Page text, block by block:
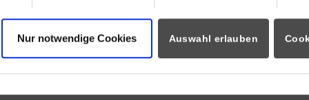
Nur notwendige Cookies Auswahl erlauben